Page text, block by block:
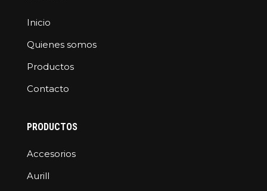
Inicio
Quienes somos
Productos
Contacto
PRODUCTOS
Accesorios
Aurill